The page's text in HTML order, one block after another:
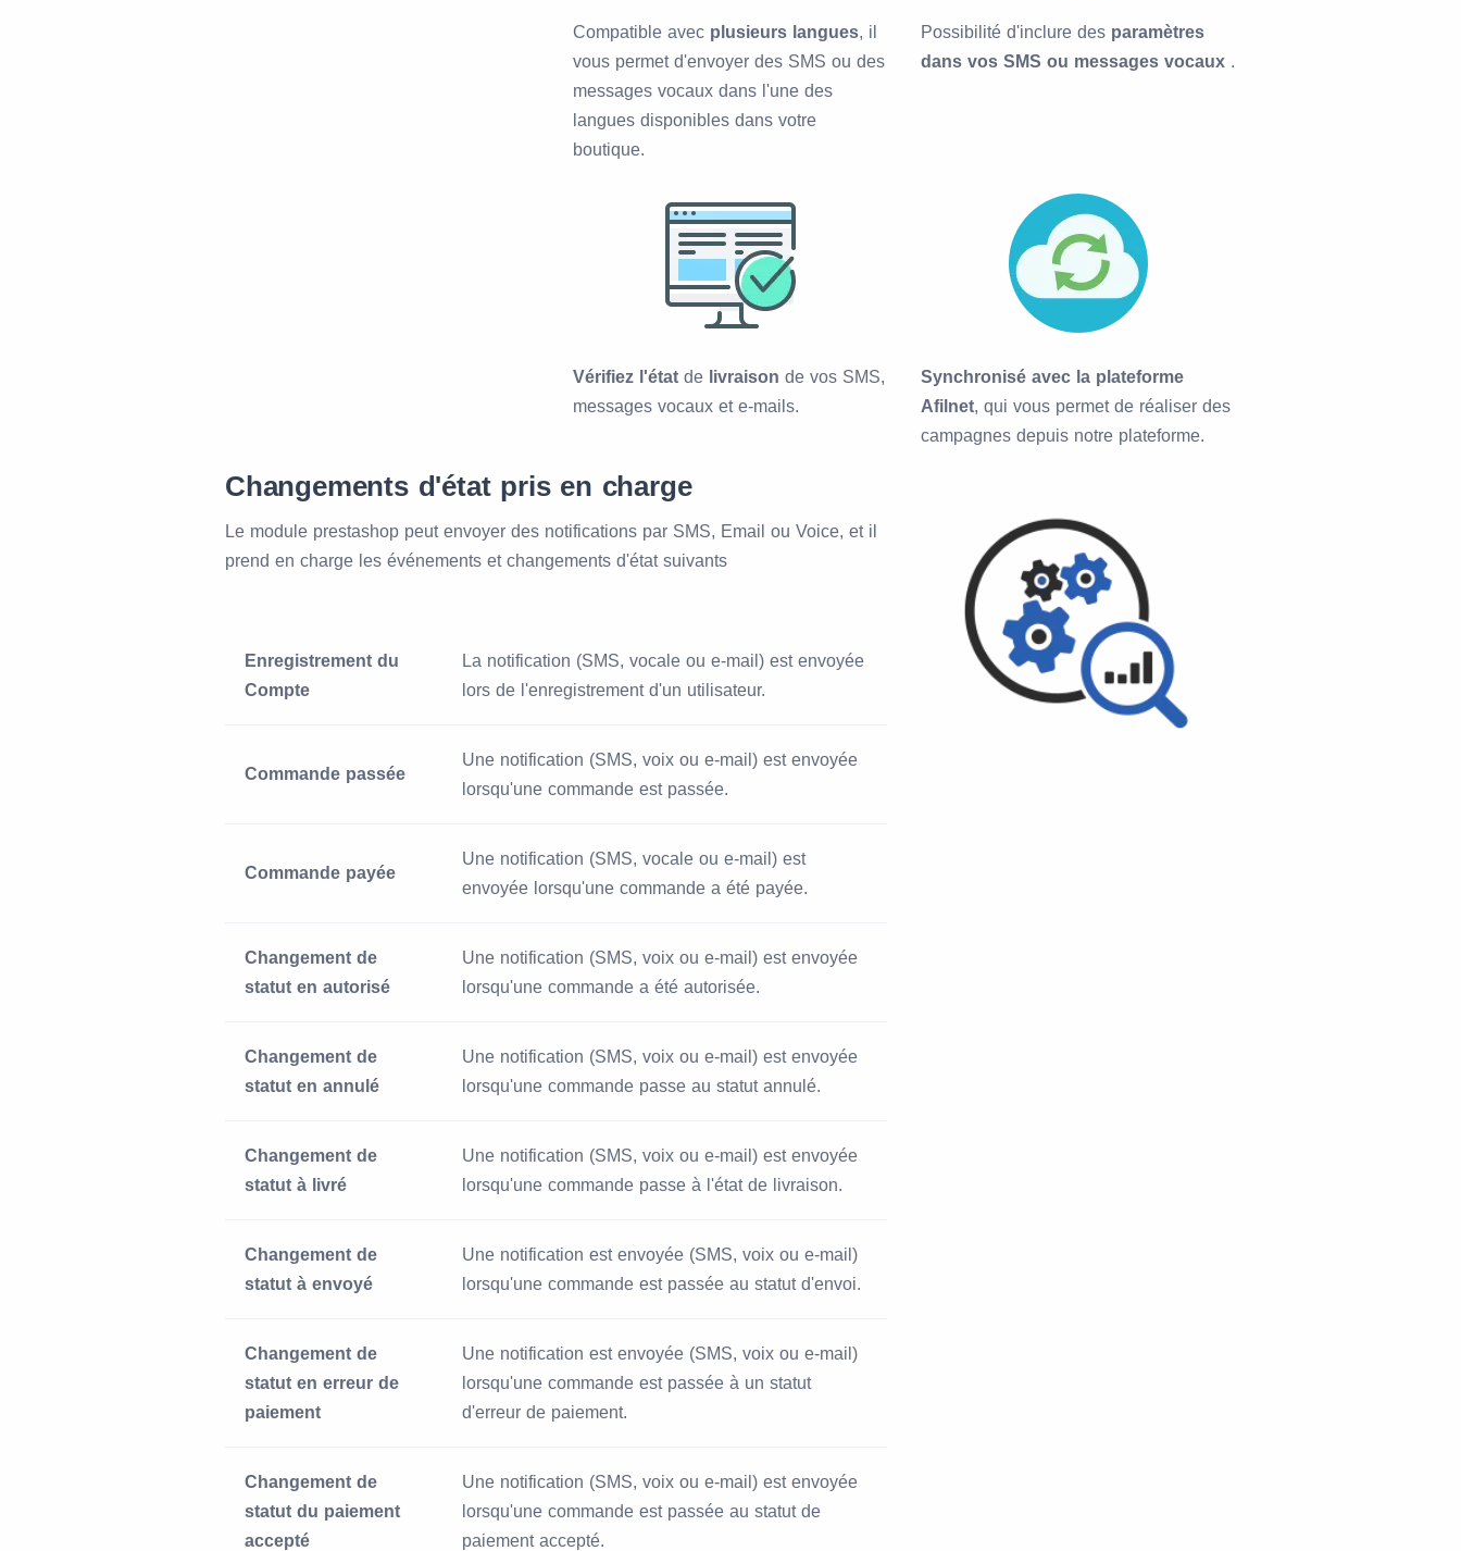
Compatible avec plusieurs langues, il
vous permet d'envoyer des SMS ou des
messages vocaux dans l'une des
langues disponibles dans votre
boutique.
Possibilité d'inclure des paramètres
dans vos SMS ou messages vocaux.
Vérifiez l'étatde livraison de vos SMS,
messages vocaux et e-mails.
Synchronisé avec la plateforme
Afilnet, qui vous permet de réaliser des
campagnes depuis notre plateforme.
Changements d'état pris en charge
Le module prestashop peut envoyer des notifications par SMS, Email ou Voice, et il
prend en charge les événements et changements d'état suivants
Enregistrement du
Compte
La notification (SMS, vocale ou e-mail) est envoyée
lors de l'enregistrement d'un utilisateur.
Commande passée
Une notification (SMS, voix ou e-mail) est envoyée
lorsqu'une commande est passée.
Commande payée
Une notification (SMS, vocale ou e-mail) est
envoyée lorsqu'une commande a été payée.
Changement de
statut en autorisé
Une notification (SMS, voix ou e-mail) est envoyée
lorsqu'une commande a été autorisée.
Changement de
statut en annulé
Une notification (SMS, voix ou e-mail) est envoyée
lorsqu'une commande passe au statut annulé.
Changement de
statut à livré
Une notification (SMS, voix ou e-mail) est envoyée
lorsqu'une commande passe à l'état de livraison.
Changement de
statut à envoyé
Une notification est envoyée (SMS, voix ou e-mail)
lorsqu'une commande est passée au statut d'envoi.
Changement de
statut en erreur de
paiement
Une notification est envoyée (SMS, voix ou e-mail)
lorsqu'une commande est passée à un statut
d'erreur de paiement.
Changement de
statut du paiement
accepté
Une notification (SMS, voix ou e-mail) est envoyée
lorsqu'une commande est passée au statut de
paiement accepté.